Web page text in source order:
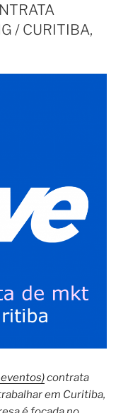
/ CURITIBA,
contrata
em Curitiba,